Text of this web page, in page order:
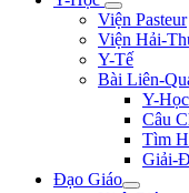
Viện Pasteur
Viện Hải-
Y-Tế
Bài Liên-
Y-
Câu
Tìm
Giải-
Đạo Giáo